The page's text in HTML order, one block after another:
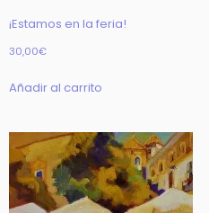
¡Estamos en la feria!
30,00€
Añadir al carrito